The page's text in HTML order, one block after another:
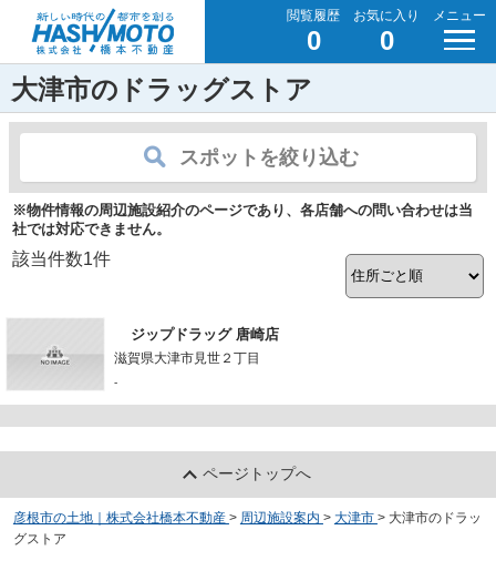
閲覧履歴
0
お気に入り
0
メニュー
大津市のドラッグストア
スポットを絞り込む
※物件情報の周辺施設紹介のページであり、各店舗への問い合わせは当
社では対応できません。
該当件数1件
ジップドラッグ 唐崎店
滋賀県大津市見世２丁目
-
ページトップへ
彦根市の土地｜株式会社橋本不動産 > 周辺施設案内 > 大津市 > 大津市のドラッ
グストア